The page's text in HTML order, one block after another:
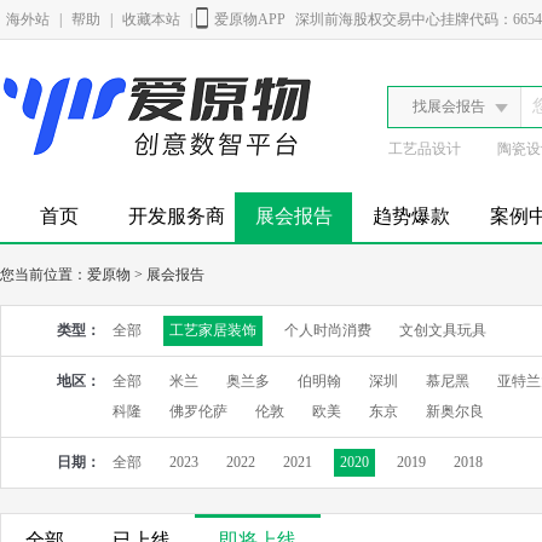
海外站 帮助 收藏本站 爱原物APP 深圳前海股权交易中心挂牌代码：
找展会报告
工艺品设计 陶瓷
首页 开发服务商 展会报告 趋势爆款 案例
您当前位置： 爱原物 > 展会报告
类型： 全部 工艺家居装饰 个人时尚消费 文创文具玩具
地区： 全部 米兰 奥兰多 伯明翰 深圳 慕尼黑
亚特
科隆
佛罗伦萨 伦敦 欧美 东京 新奥尔良
日期： 全部 2023 2022 2021 2020 2019 2018